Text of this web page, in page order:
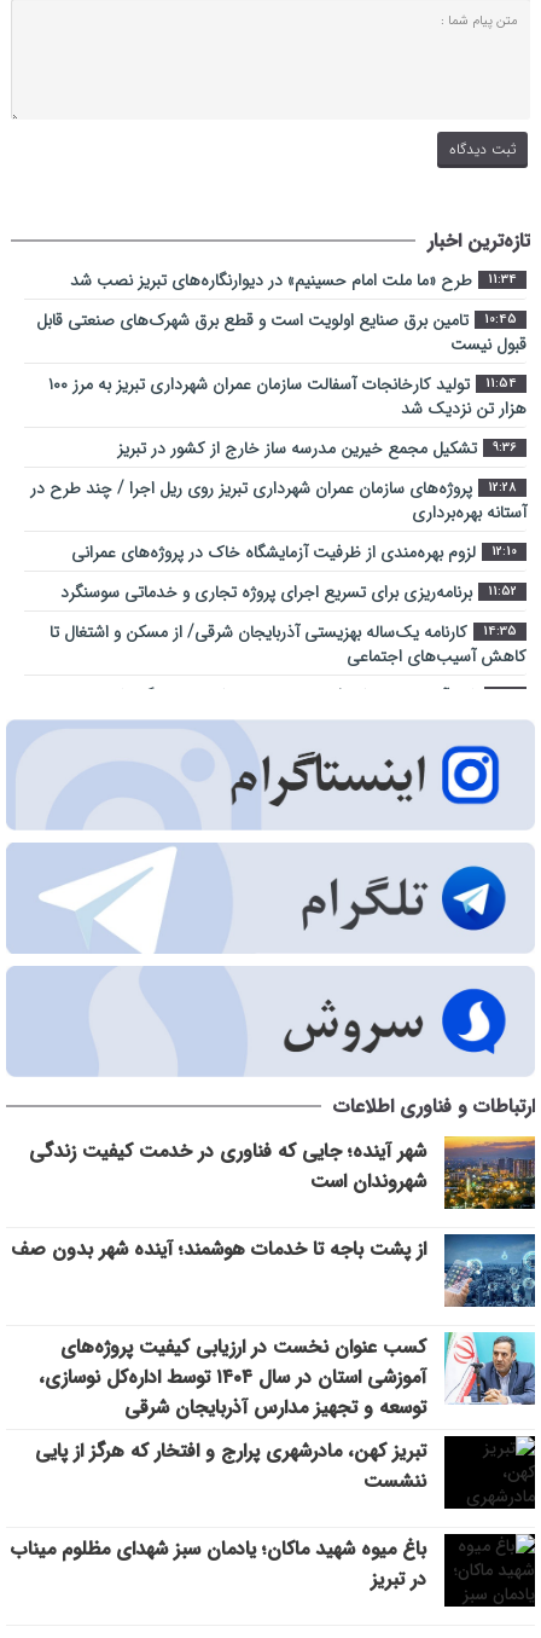
تازه‌ترین اخبار
11:34 طرح «ما ملت امام حسینیم» در دیوارنگاره‌های تبریز نصب شد
10:45
تامین برق صنایع اولویت است و قطع برق شهرک‌های صنعتی قابل
قبول نیست
11:54
تولید کارخانجات آسفالت سازمان عمران شهرداری تبریز به مرز ۱۰۰
هزار تن نزدیک شد
9:36 تشکیل مجمع خیرین مدرسه ‌ساز خارج از کشور در تبریز
12:28
پروژه‌های سازمان عمران شهرداری تبریز روی ریل اجرا / چند طرح در
آستانه بهره‌برداری
12:10 لزوم بهره‌مندی از ظرفیت آزمایشگاه خاک در پروژه‌های عمرانی
11:52 برنامه‌ریزی برای تسریع اجرای پروژه تجاری و خدماتی سوسنگرد
14:35
کارنامه یک‌ساله بهزیستی آذربایجان شرقی/ از مسکن و اشتغال تا
کاهش آسیب‌های اجتماعی
9:23 شهر آینده؛ جایی که فناوری در خدمت کیفیت زندگی شهروندان است
اراضی راه آهن در محدوده منطقه آزاد ارس ساماندهی می شود
14:41 عبور از بحران جنگ در سایه همدلی تمامی ارکان حکومت میسر شد
مجتمع امداد و نجات آزادراه تبریز-سهند در هفته دولت به بهره
‌برداری می‌ رسد
12:29
تبریز زیر فشار گرما و مصرف/ هشدار برق درباره روزهای سرنوشت‌ساز
تابستان
اطلاع‌رسانی درست و حرفه‌ای در مواقع بحران، موجب آرامش افکار
عمومی می‌شود
11:48 مرکز خدماتی و رفاهی جدید در باغ گلستان راه اندازی می شود
شمال‌غرب کشور
9:27 رفع مشکلات اراضی فاز ۲ خاوران با جدیت دنبال می‌شود
9:20 از پشت باجه تا خدمات هوشمند؛ آینده شهر بدون صف
11:27
تأکید مدیرعامل سازمان منطقه آزاد ارس بر جایگاه استراتژیک روابط
عمومی
ارتباطات و فناوری اطلاعات
شهر آینده؛ جایی که فناوری در خدمت کیفیت زندگی
شهروندان است
از پشت باجه تا خدمات هوشمند؛ آینده شهر بدون صف
کسب عنوان نخست در ارزیابی کیفیت پروژه‌های
آموزشی استان در سال ۱۴۰۴ توسط اداره‌کل نوسازی،
توسعه و تجهیز مدارس آذربایجان شرقی
تبریز کهن، مادرشهری پرارج و افتخار که هرگز از پایی
ننشست
باغ میوه شهید ماکان؛ یادمان سبز شهدای مظلوم میناب
در تبریز